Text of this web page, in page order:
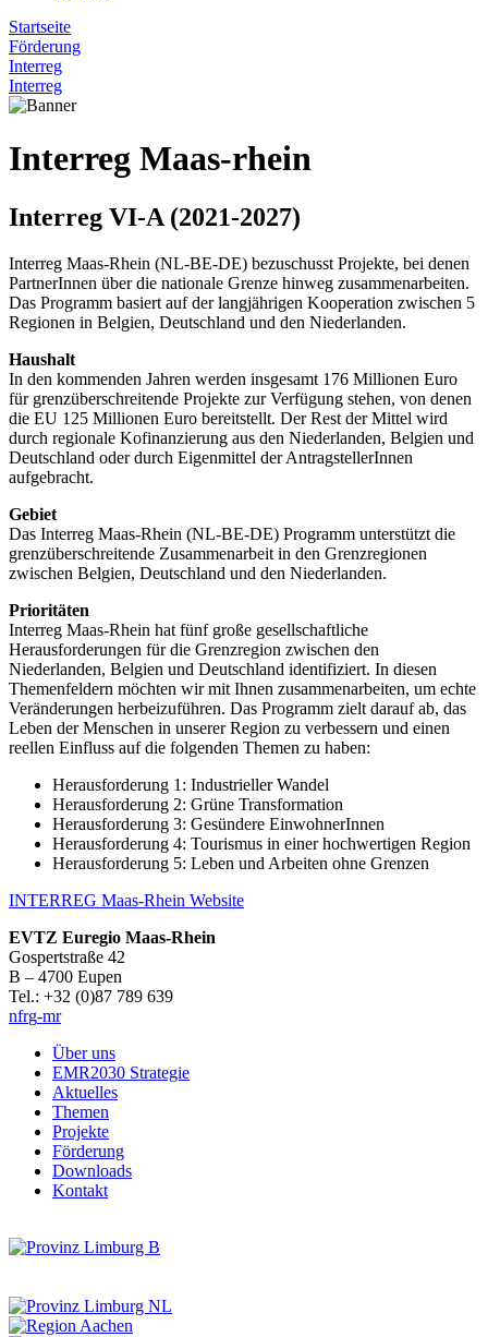
Startseite
Förderung
Interreg
Interreg
Interreg Maas-rhein
Interreg VI-A (2021-2027)
Interreg Maas-Rhein (NL-BE-DE) bezuschusst Projekte, bei denen
PartnerInnen über die nationale Grenze hinweg zusammenarbeiten.
Das Programm basiert auf der langjährigen Kooperation zwischen 5
Regionen in Belgien, Deutschland und den Niederlanden.
Haushalt
In den kommenden Jahren werden insgesamt 176 Millionen Euro
für grenzüberschreitende Projekte zur Verfügung stehen, von denen
die EU 125 Millionen Euro bereitstellt. Der Rest der Mittel wird
durch regionale Kofinanzierung aus den Niederlanden, Belgien und
Deutschland oder durch Eigenmittel der AntragstellerInnen
aufgebracht.
Gebiet
Das Interreg Maas-Rhein (NL-BE-DE) Programm unterstützt die
grenzüberschreitende Zusammenarbeit in den Grenzregionen
zwischen Belgien, Deutschland und den Niederlanden.
Prioritäten
Interreg Maas-Rhein hat fünf große gesellschaftliche
Herausforderungen für die Grenzregion zwischen den
Niederlanden, Belgien und Deutschland identifiziert. In diesen
Themenfeldern möchten wir mit Ihnen zusammenarbeiten, um echte
Veränderungen herbeizuführen. Das Programm zielt darauf ab, das
Leben der Menschen in unserer Region zu verbessern und einen
reellen Einfluss auf die folgenden Themen zu haben:
Herausforderung 1: Industrieller Wandel
Herausforderung 2: Grüne Transformation
Herausforderung 3: Gesündere EinwohnerInnen
Herausforderung 4: Tourismus in einer hochwertigen Region
Herausforderung 5: Leben und Arbeiten ohne Grenzen
INTERREG Maas-Rhein Website
EVTZ Euregio Maas-Rhein
Gospertstraße 42
B – 4700 Eupen
Tel.: +32 (0)87 789 639
nfrg-mr
Über uns
EMR2030 Strategie
Aktuelles
Themen
Projekte
Förderung
Downloads
Kontakt